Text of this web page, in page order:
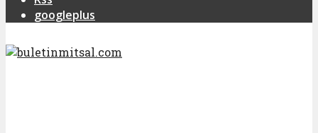
googleplus